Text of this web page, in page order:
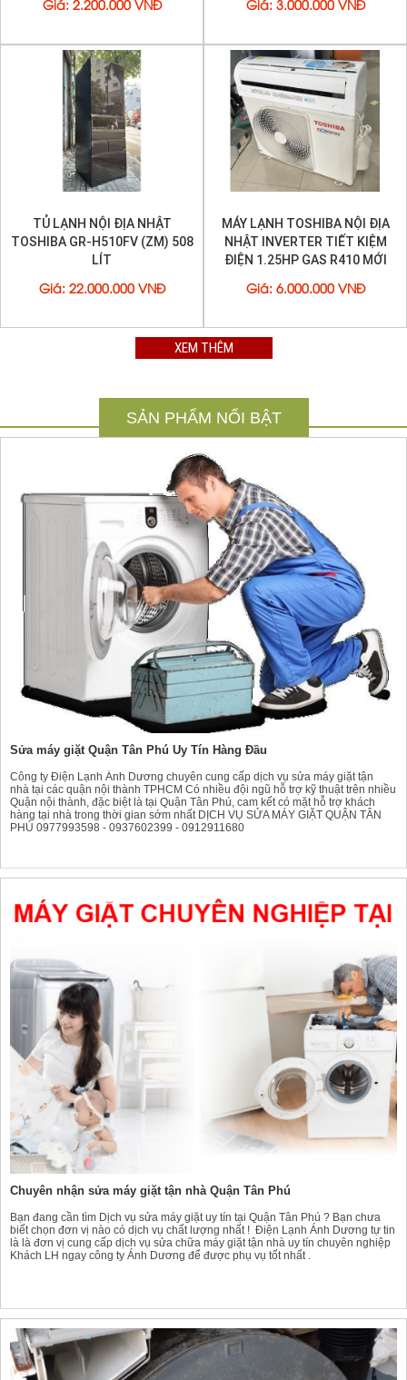
Giá: 2.200.000 VNĐ Giá: 3.000.000 VNĐ
TỦ LẠNH NỘI ĐỊA NHẬT
TOSHIBA GR-H510FV (ZM) 508
LÍT
Giá : 22.000.000 VNĐ
MÁY LẠNH TOSHIBA NỘI ĐỊA
NHẬT INVERTER TIẾT KIỆM
ĐIỆN 1.25HP GAS R410 MỚI
Giá : 6.000.000 VNĐ
XEM THÊM
SẢN PHẨM NỔI BẬT
Sửa máy giặt Quận Tân Phú Uy Tín Hàng Đầu
Công ty Điện Lạnh Ánh Dương chuyên cung cấp dịch vụ sửa máy giặt tận
nhà tại các quận nội thành TPHCM Có nhiều đội ngũ hỗ trợ kỹ thuật trên nhiều
Quận nội thành, đặc biệt là tại Quận Tân Phú, cam kết có mặt hỗ trợ khách
hàng tại nhà trong thời gian sớm nhất DỊCH VỤ SỬA MÁY GIẶT QUẬN TÂN
PHÚ 0977993598 - 0937602399 - 0912911680
Chuyên nhận sửa máy giặt tận nhà Quận Tân Phú
Bạn đang cần tìm Dịch vụ sửa máy giặt uy tín tại Quận Tân Phú ? Bạn chưa
biết chọn đơn vị nào có dịch vụ chất lượng nhất ! Điện Lạnh Ánh Dương tự tin
là là đơn vị cung cấp dịch vụ sửa chữa máy giặt tận nhà uy tín chuyên nghiệp
Khách LH ngay công ty Ánh Dương để được phụ vụ tốt nhất .